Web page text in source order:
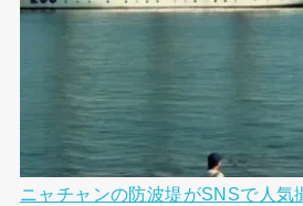
ニャチャンの防波堤がSNSで人気